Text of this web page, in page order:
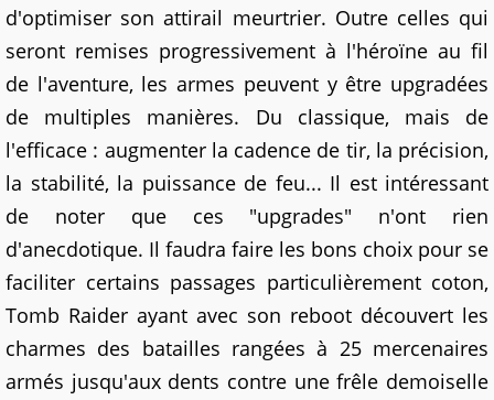
d'optimiser son attirail meurtrier. Outre celles qui
seront remises progressivement à l'héroïne au fil
de l'aventure, les armes peuvent y être upgradées
de multiples manières. Du classique, mais de
l'efficace : augmenter la cadence de tir, la précision,
la stabilité, la puissance de feu... Il est intéressant
de noter que ces "upgrades" n'ont rien
d'anecdotique. Il faudra faire les bons choix pour se
faciliter certains passages particulièrement coton,
Tomb Raider ayant avec son reboot découvert les
charmes des batailles rangées à 25 mercenaires
armés jusqu'aux dents contre une frêle demoiselle